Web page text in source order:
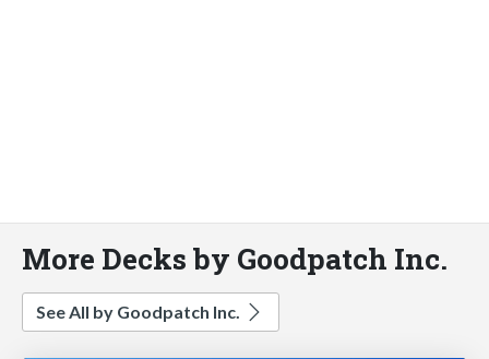
More Decks by Goodpatch Inc.
See All by Goodpatch Inc.